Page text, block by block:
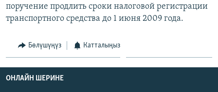
поручение продлить сроки налоговой регистрации
транспортного средства до 1 июня 2009 года.
Бөлүшүңүз Катталыңыз
ОНЛАЙН ШЕРИНЕ